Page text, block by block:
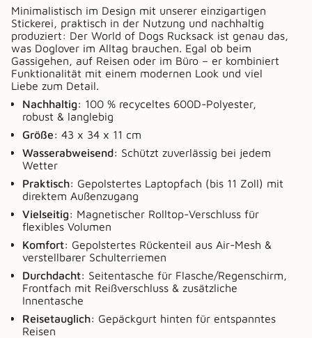
Minimalistisch im Design mit unserer einzigartigen
Stickerei, praktisch in der Nutzung und nachhaltig
produziert: Der World of Dogs Rucksack ist genau das,
was Doglover im Alltag brauchen. Egal ob beim
Gassigehen, auf Reisen oder im Büro – er kombiniert
Funktionalität mit einem modernen Look und viel
Liebe zum Detail.
Nachhaltig: 100 % recyceltes 600D-Polyester,
robust & langlebig
Größe: 43 x 34 x 11 cm
Wasserabweisend: Schützt zuverlässig bei jedem
Wetter
Praktisch: Gepolstertes Laptopfach (bis 11 Zoll) mit
direktem Außenzugang
Vielseitig: Magnetischer Rolltop-Verschluss für
flexibles Volumen
Komfort: Gepolstertes Rückenteil aus Air-Mesh &
verstellbarer Schulterriemen
Durchdacht: Seitentasche für Flasche/Regenschirm,
Frontfach mit Reißverschluss & zusätzliche
Innentasche
Reisetauglich: Gepäckgurt hinten für entspanntes
Reisen